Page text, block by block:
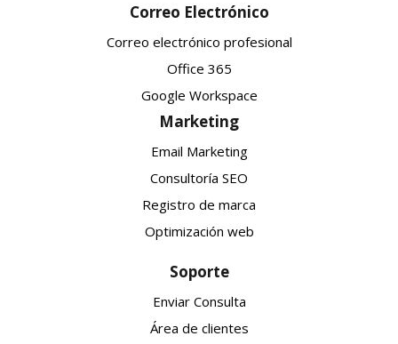
Correo Electrónico
Correo electrónico profesional
Office 365
Google Workspace
Marketing
Email Marketing
Consultoría SEO
Registro de marca
Optimización web
Soporte
Enviar Consulta
Área de clientes